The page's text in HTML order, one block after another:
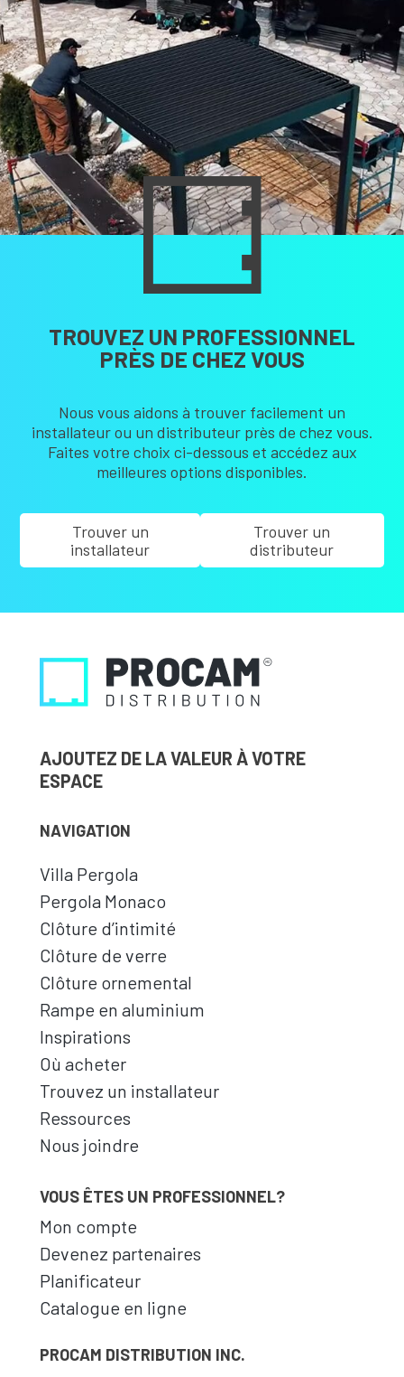
TROUVEZ UN PROFESSIONNEL
PRÈS DE CHEZ VOUS
Nous vous aidons à trouver facilement un
installateur ou un distributeur près de chez vous.
Faites votre choix ci-dessous et accédez aux
meilleures options disponibles.
Trouver un
installateur
Trouver un
distributeur
AJOUTEZ DE LA VALEUR À VOTRE
ESPACE
NAVIGATION
Villa Pergola
Pergola Monaco
Clôture d’intimité
Clôture de verre
Clôture ornemental
Rampe en aluminium
Inspirations
Où acheter
Trouvez un installateur
Ressources
Nous joindre
VOUS ÊTES UN PROFESSIONNEL?
Mon compte
Devenez partenaires
Planificateur
Catalogue en ligne
PROCAM DISTRIBUTION INC.